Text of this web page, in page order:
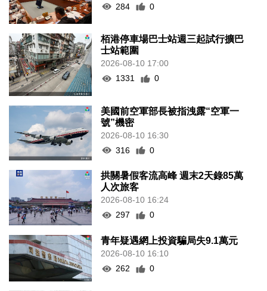
284
0
栢港停車場巴士站週三起試行擴巴
士站範圍
2026-08-10 17:00
1331
0
美國前空軍部長被指洩露“空軍一
號”機密
2026-08-10 16:30
316
0
拱關暑假客流高峰 週末2天錄85萬
人次旅客
2026-08-10 16:24
297
0
青年疑遇網上投資騙局失9.1萬元
2026-08-10 16:10
262
0